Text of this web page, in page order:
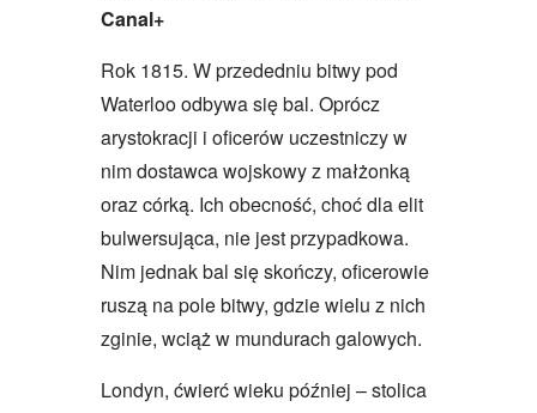
Canal+
Rok 1815. W przededniu bitwy pod
Waterloo odbywa się bal. Oprócz
arystokracji i oficerów uczestniczy w
nim dostawca wojskowy z małżonką
oraz córką. Ich obecność, choć dla elit
bulwersująca, nie jest przypadkowa.
Nim jednak bal się skończy, oficerowie
ruszą na pole bitwy, gdzie wielu z nich
zginie, wciąż w mundurach galowych.
Londyn, ćwierć wieku później – stolica